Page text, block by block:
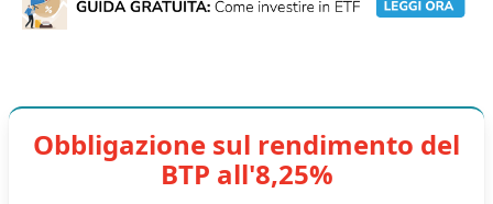
Obbligazione sul rendimento del
BTP all'8,25%